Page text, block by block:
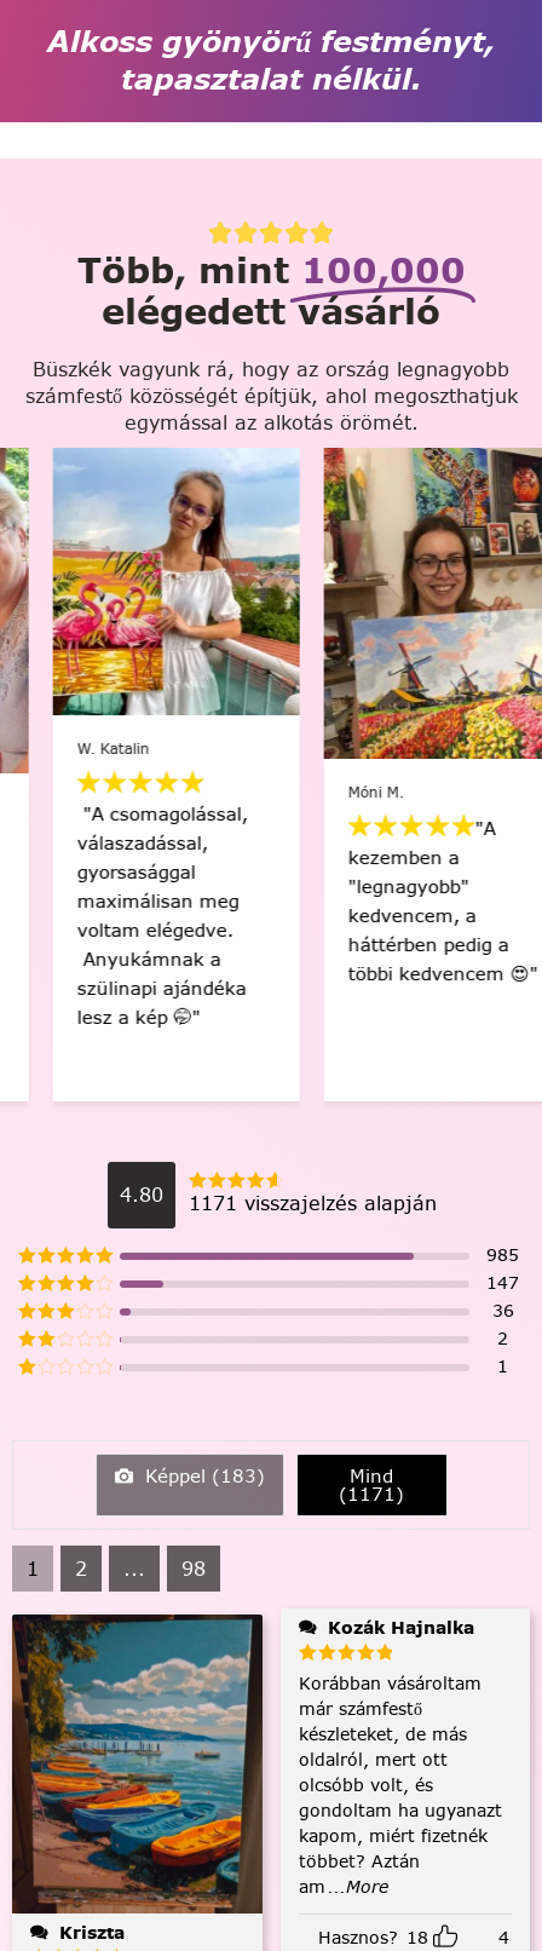
Alkoss gyönyörű festményt,
tapasztalat nélkül.
Több, mint 100,000
elégedett vásárló
Büszkék vagyunk rá, hogy az ország legnagyobb
számfestő közösségét építjük, ahol megoszthatjuk
egymással az alkotás örömét.
W. Katalin
"A csomagolással,
válaszadással,
gyorsasággal
maximálisan meg
voltam elégedve.
Anyukámnak a
szülinapi ajándéka
lesz a kép 🤭"
Móni M.
"A
kezemben a
"legnagyobb"
kedvencem, a
háttérben pedig a
többi kedvencem 😍"
4.80 1171 visszajelzés alapján
985
147
36
2
1
Képpel (183) Mind
(1171)
1 2 ... 98
Kriszta
Kozák Hajnalka
Korábban vásároltam
már számfestő
készleteket, de más
oldalról, mert ott
olcsóbb volt, és
gondoltam ha ugyanazt
kapom, miért fizetnék
többet? Aztán
am ...More
Hasznos? 18 4